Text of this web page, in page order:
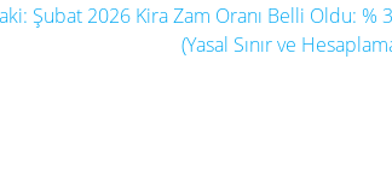
Sonraki
Şubat 2026 Kira Zam Oranı Belli Oldu: %
(Yasal Sınır ve